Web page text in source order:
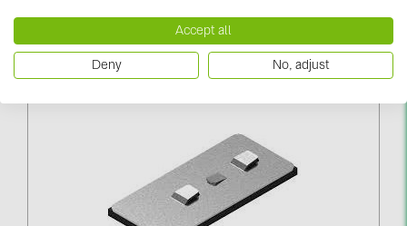
SOLAR PV PDOW10NMC (858811)
Piesakieties, lai redzētu cenas
Accept all
Deny No, adjust